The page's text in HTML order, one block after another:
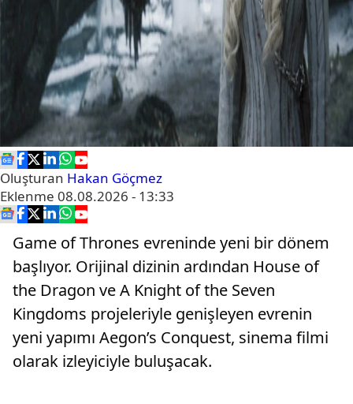
Oluşturan Hakan Göçmez
Eklenme 08.08.2026 - 13:33
Game of Thrones evreninde yeni bir dönem
başlıyor. Orijinal dizinin ardından House of
the Dragon ve A Knight of the Seven
Kingdoms projeleriyle genişleyen evrenin
yeni yapımı Aegon’s Conquest, sinema filmi
olarak izleyiciyle buluşacak.